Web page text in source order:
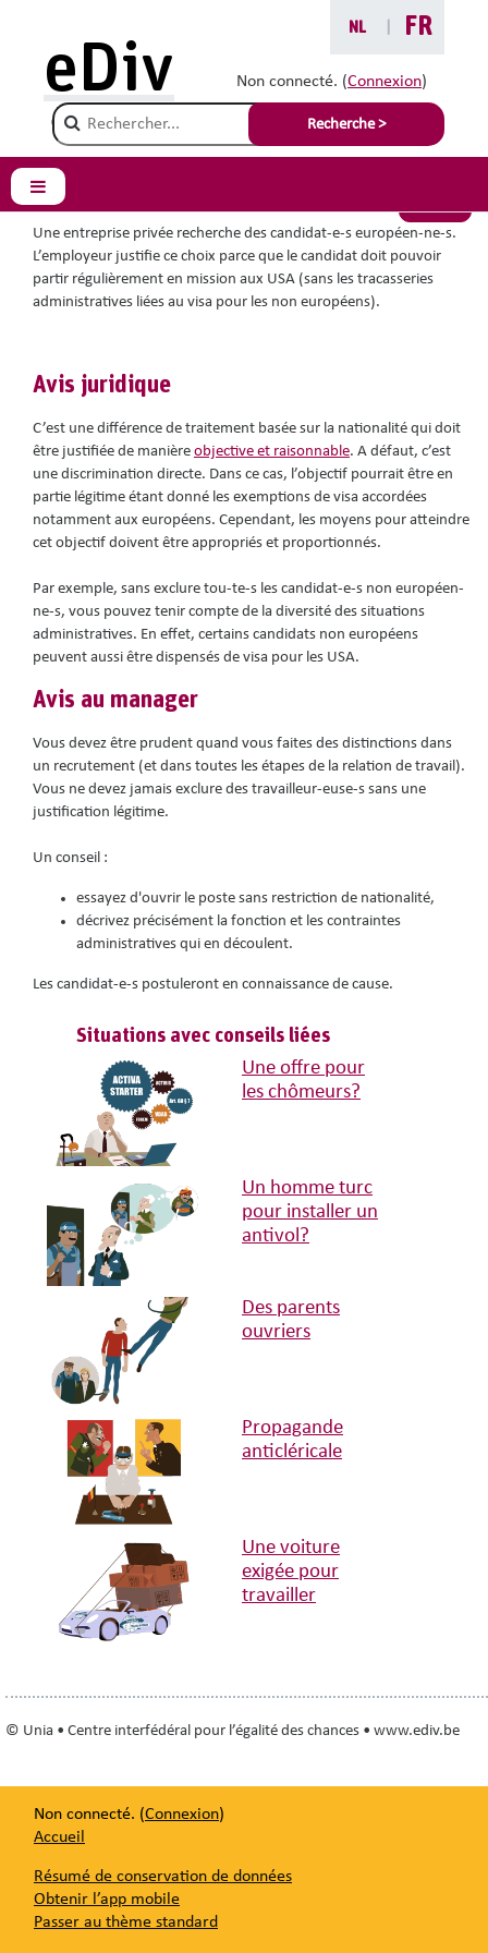
NL
FR
Non connecté. (Connexion)
Champ de recherche
Recherche >
eDiv
Panneau latéral
Vous êtes ici :
Eviter des tracasseries
Une entreprise privée recherche des candidat-e-s européen-ne-s.
L’employeur justifie ce choix parce que le candidat doit pouvoir
partir régulièrement en mission aux USA (sans les tracasseries
administratives liées au visa pour les non européens).
Avis juridique
C’est une différence de traitement basée sur la nationalité qui doit
être justifiée de manière objective et raisonnable. A défaut, c’est
une discrimination directe. Dans ce cas, l’objectif pourrait être en
partie légitime étant donné les exemptions de visa accordées
notamment aux européens. Cependant, les moyens pour atteindre
cet objectif doivent être appropriés et proportionnés.
Par exemple, sans exclure tou-te-s les candidat-e-s non européen-
ne-s, vous pouvez tenir compte de la diversité des situations
administratives. En effet, certains candidats non européens
peuvent aussi être dispensés de visa pour les USA.
Avis au manager
Vous devez être prudent quand vous faites des distinctions dans
un recrutement (et dans toutes les étapes de la relation de travail).
Vous ne devez jamais exclure des travailleur-euse-s sans une
justification légitime.
Un conseil :
essayez d'ouvrir le poste sans restriction de nationalité,
décrivez précisément la fonction et les contraintes
administratives qui en découlent.
Les candidat-e-s postuleront en connaissance de cause.
Situations avec conseils liées
Une offre pour
les chômeurs?
Un homme turc
pour installer un
antivol?
Des parents
ouvriers
Propagande
anticléricale
Une voiture
exigée pour
travailler
© Unia • Centre interfédéral pour l’égalité des chances • www.ediv.be
Non connecté. (Connexion)
Accueil
Résumé de conservation de données
Obtenir l’app mobile
Passer au thème standard